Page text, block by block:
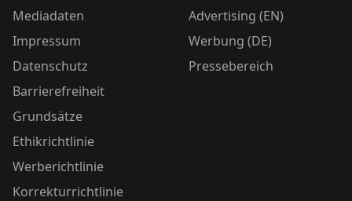
Mediadaten
Impressum
Datenschutz
Barrierefreiheit
Grundsätze
Ethikrichtlinie
Werberichtlinie
Korrekturrichtlinie
Advertising (EN)
Werbung (DE)
Pressebereich